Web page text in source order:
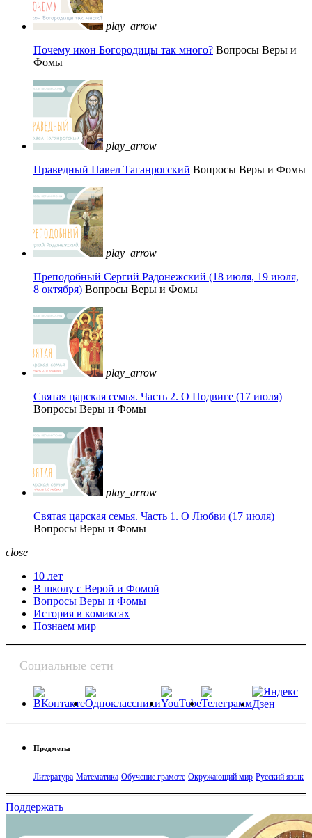
play_arrow
Почему икон Богородицы так много? Вопросы Веры и
Фомы
play_arrow
Праведный Павел Таганрогский Вопросы Веры и Фомы
play_arrow
Преподобный Сергий Радонежский (18 июля, 19 июля,
8 октября) Вопросы Веры и Фомы
play_arrow
Святая царская семья. Часть 2. О Подвиге (17 июля)
Вопросы Веры и Фомы
play_arrow
Святая царская семья. Часть 1. О Любви (17 июля)
Вопросы Веры и Фомы
close
10 лет
В школу с Верой и Фомой
Вопросы Веры и Фомы
История в комиксах
Познаем мир
Социальные сети
Предметы
Литература Математика Обучение грамоте Окружающий мир Русский язык
Поддержать